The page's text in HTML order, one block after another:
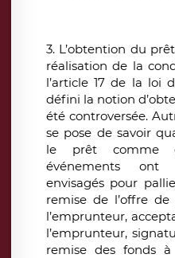
3. L’obtention du
réalisation de la
l’article 17 de la loi
défini la notion
été controversée.
se pose de savoir
le prêt comme
événements ont
envisagés pour
remise de l’offre
l’emprunteur,
l’emprunteur,
remise des fonds à